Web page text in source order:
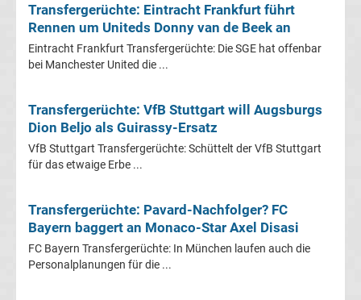
Rennkalender
Transfergerüchte
WWE
News
News
Transfergerüchte: Eintracht Frankfurt führt
Rennen um Uniteds Donny van de Beek an
Eintracht Frankfurt Transfergerüchte: Die SGE hat offenbar
bei Manchester United die ...
Transfergerüchte: VfB Stuttgart will Augsburgs
Dion Beljo als Guirassy-Ersatz
VfB Stuttgart Transfergerüchte: Schüttelt der VfB Stuttgart
für das etwaige Erbe ...
Transfergerüchte: Pavard-Nachfolger? FC
Bayern baggert an Monaco-Star Axel Disasi
FC Bayern Transfergerüchte: In München laufen auch die
Personalplanungen für die ...